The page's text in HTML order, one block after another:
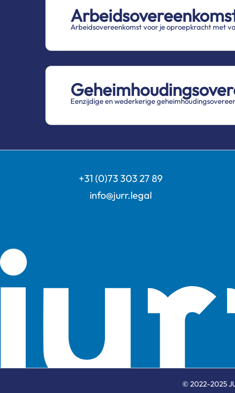
Arbeidsovereenkomst voor je oproepkracht met
Eenzijdige en wederkerige
+31 (0)73 303 27 89
info@jurr.legal
© 2022-2025